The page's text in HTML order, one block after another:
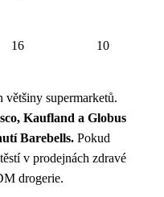
16 10
většiny supermarketů.
Kaufland a Globus
Barebells. Pokud
v prodejnách zdravé
drogerie.